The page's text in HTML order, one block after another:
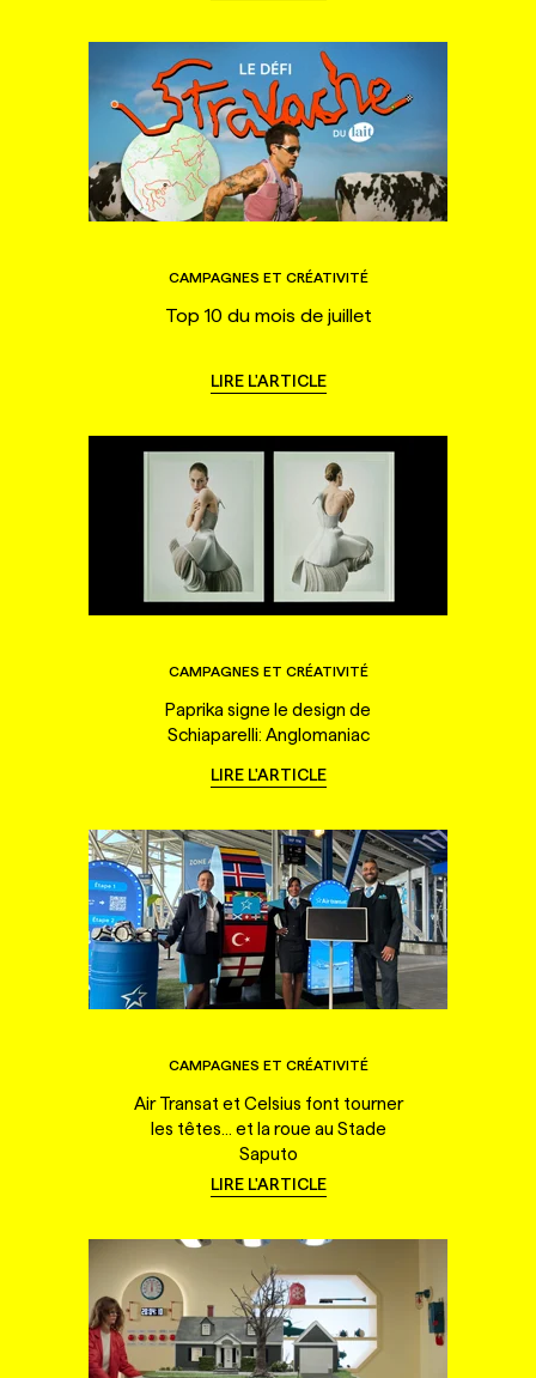
CAMPAGNES ET CRÉATIVITÉ
Top 10 du mois de juillet
LIRE L'ARTICLE
CAMPAGNES ET CRÉATIVITÉ
Paprika signe le design de
Schiaparelli: Anglomaniac
LIRE L'ARTICLE
CAMPAGNES ET CRÉATIVITÉ
Air Transat et Celsius font tourner
les têtes... et la roue au Stade
Saputo
LIRE L'ARTICLE